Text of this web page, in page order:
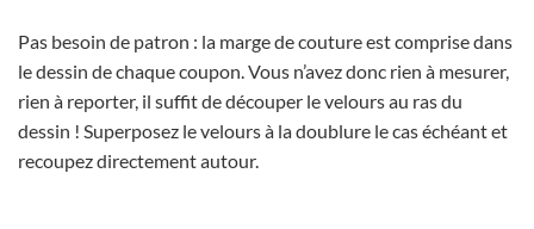
Pas besoin de patron : la marge de couture est comprise dans
le dessin de chaque coupon. Vous n’avez donc rien à mesurer,
rien à reporter, il suffit de découper le velours au ras du
dessin ! Superposez le velours à la doublure le cas échéant et
recoupez directement autour.